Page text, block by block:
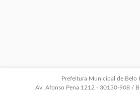
Prefeitura Municipal de Belo
Av. Afonso Pena 1212 - 30130-908 /